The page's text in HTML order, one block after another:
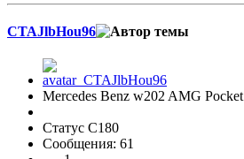
CTAJlbHou96
Mercedes Benz w202 AMG Pocket
Статус C180
Сообщения: 61